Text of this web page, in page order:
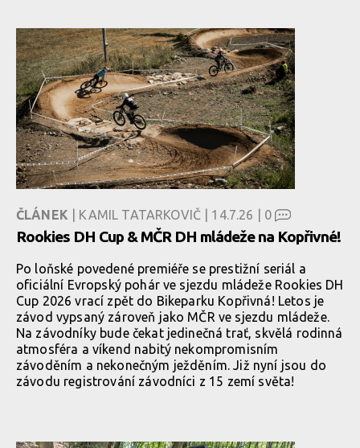
ČLÁNEK | KAMIL TATARKOVIČ | 14.7.26 | 0
Rookies DH Cup & MČR DH mládeže na Kopřivné!
Po loňské povedené premiéře se prestižní seriál a
oficiální Evropský pohár ve sjezdu mládeže Rookies DH
Cup 2026 vrací zpět do Bikeparku Kopřivná! Letos je
závod vypsaný zároveň jako MČR ve sjezdu mládeže.
Na závodníky bude čekat jedinečná trať, skvělá rodinná
atmosféra a víkend nabitý nekompromisním
závoděním a nekonečným ježděním. Již nyní jsou do
závodu registrování závodníci z 15 zemí světa!